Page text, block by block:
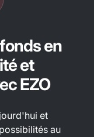
en
et
EZO
et
au